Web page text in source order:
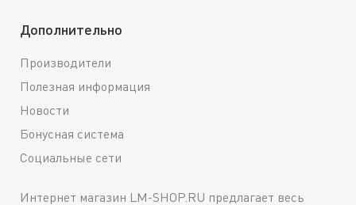
Дополнительно
Производители
Полезная информация
Новости
Бонусная система
Социальные сети
Интернет магазин LM-SHOP.RU предлагает весь